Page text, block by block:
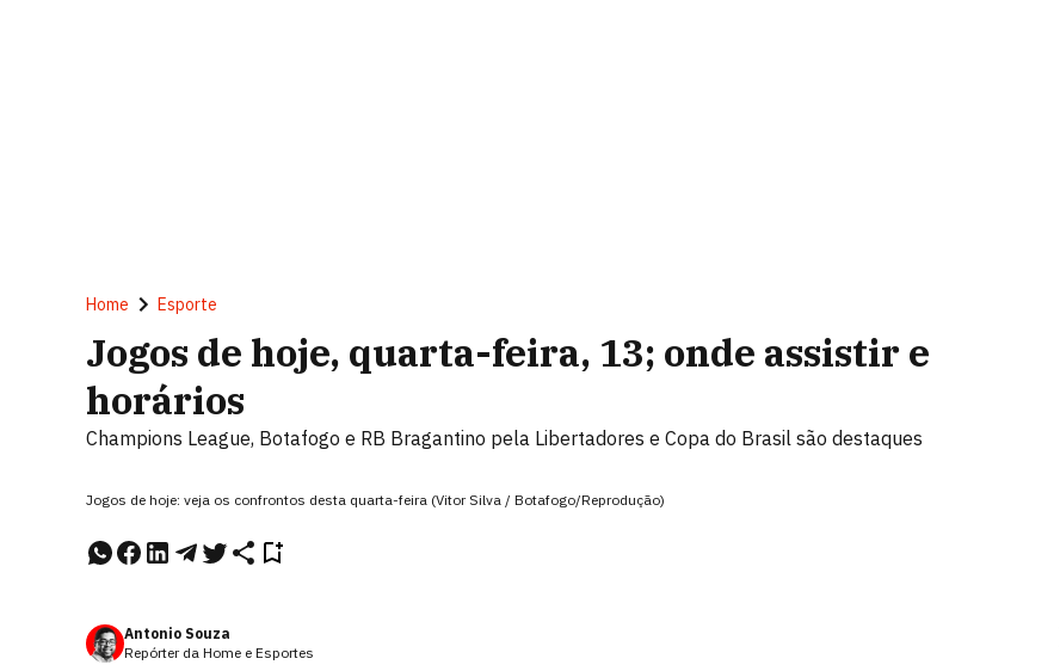
Home Esporte
Jogos de hoje, quarta-feira, 13; onde assistir e
horários
Champions League, Botafogo e RB Bragantino pela Libertadores e Copa do Brasil são destaques
Jogos de hoje: veja os confrontos desta quarta-feira (Vitor Silva / Botafogo/Reprodução)
Antonio Souza
Repórter da Home e Esportes